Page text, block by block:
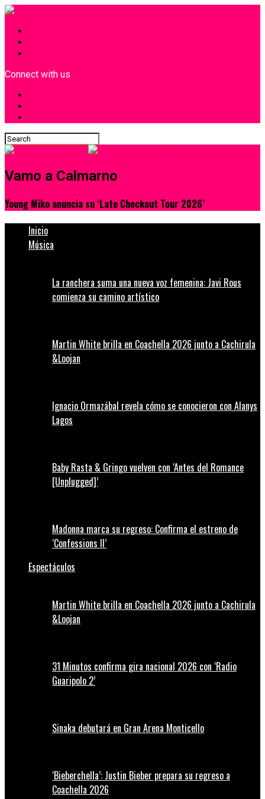
Connect with us
Vamo a Calmarno
Young Miko anuncia su ‘Late Checkout Tour 2026’
Inicio
Música
La ranchera suma una nueva voz femenina: Javi Rous
comienza su camino artístico
Martin White brilla en Coachella 2026 junto a Cachirula
&Loojan
Ignacio Ormazábal revela cómo se conocieron con Alanys
Lagos
Baby Rasta & Gringo vuelven con ‘Antes del Romance
[Unplugged]’
Madonna marca su regreso: Confirma el estreno de
‘Confessions II’
Espectáculos
Martin White brilla en Coachella 2026 junto a Cachirula
&Loojan
31 Minutos confirma gira nacional 2026 con ‘Radio
Guaripolo 2’
Sinaka debutará en Gran Arena Monticello
‘Bieberchella’: Justin Bieber prepara su regreso a
Coachella 2026